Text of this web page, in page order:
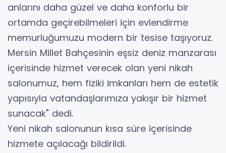
anlarını daha güzel ve daha konforlu bir
ortamda geçirebilmeleri için evlendirme
memurluğumuzu modern bir tesise taşıyoruz.
Mersin Millet Bahçesinin eşsiz deniz manzarası
içerisinde hizmet verecek olan yeni nikah
salonumuz, hem fiziki imkanları hem de estetik
yapısıyla vatandaşlarımıza yakışır bir hizmet
sunacak" dedi.
Yeni nikah salonunun kısa süre içerisinde
hizmete açılacağı bildirildi.